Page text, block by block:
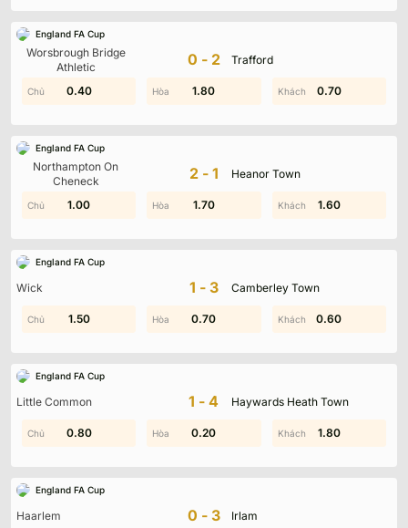
England FA Cup
Worsbrough Bridge
Athletic
0-2 Trafford
0.50 0.70 1.70
0.40 1.80 0.70
England FA Cup
Northampton On
Cheneck
2-1 Heanor Town
0.80 0.40 1.90
1.00 1.70 1.60
England FA Cup
Wick 1-3 Camberley Town
0.70 1.10 0.90
1.50 0.70 0.60
England FA Cup
Little Common 1-4 Haywards Heath Town
0.60 1.20 1.10
0.80 0.20 1.80
England FA Cup
Haarlem 0-3 Irlam